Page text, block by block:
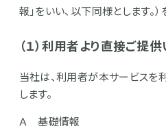
報」をいい、以下同様とします。
（１）利用者より直接ご提
当社は、利用者が本サービスを
します。
Ａ 基礎情報